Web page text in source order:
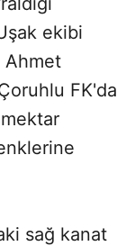
ekibi
Ahmet
FK'da
sağ kanat